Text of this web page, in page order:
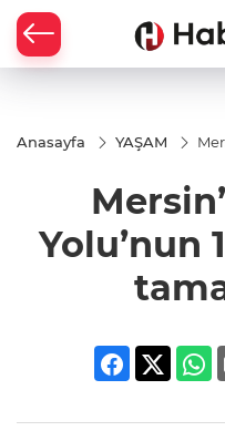
Anasayfa YAŞAM
Yolu’nun